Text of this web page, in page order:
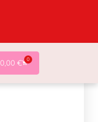
0,00 € 0